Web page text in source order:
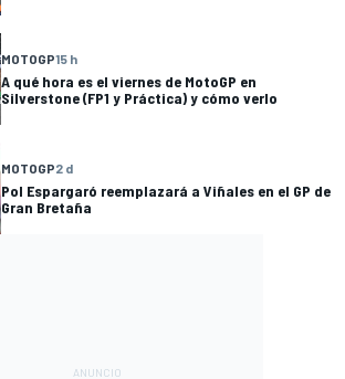
MOTOGP15 h
A qué hora es el viernes de MotoGP en
Silverstone (FP1 y Práctica) y cómo verlo
MOTOGP2 d
Pol Espargaró reemplazará a Viñales en el GP de
Gran Bretaña